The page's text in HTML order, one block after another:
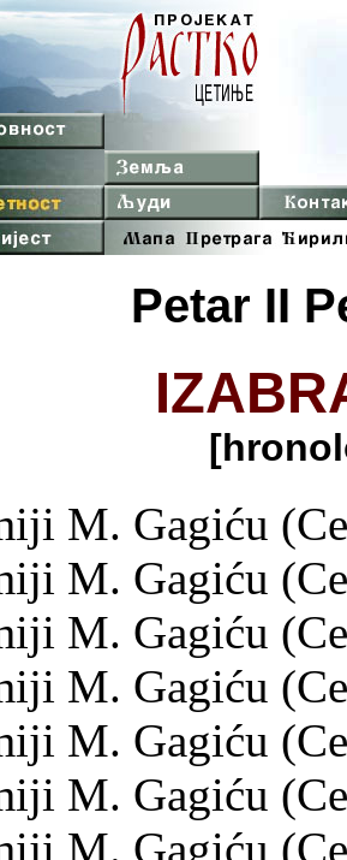
Petar II
M. Gagiću
M. Gagiću
M. Gagiću
M. Gagiću
M. Gagiću
M. Gagiću
M. Gagiću